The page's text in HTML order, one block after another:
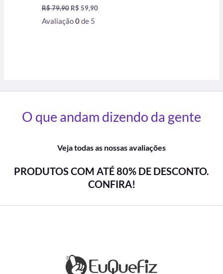
R$79,90 R$ 59,90
Avaliação0de 5
O que andam dizendo da gente
Veja todas as nossas avaliações
PRODUTOS COM ATÉ 80% DE DESCONTO.
CONFIRA!